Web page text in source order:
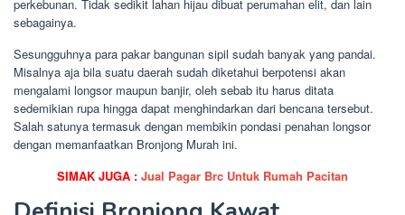
perkebunan. Tidak sedikit lahan hijau dibuat perumahan elit, dan lain
sebagainya.
Sesungguhnya para pakar bangunan sipil sudah banyak yang pandai.
Misalnya aja bila suatu daerah sudah diketahui berpotensi akan
mengalami longsor maupun banjir, oleh sebab itu harus ditata
sedemikian rupa hingga dapat menghindarkan dari bencana tersebut.
Salah satunya termasuk dengan membikin pondasi penahan longsor
dengan memanfaatkan Bronjong Murah ini.
SIMAK JUGA : Jual Pagar Brc Untuk Rumah Pacitan